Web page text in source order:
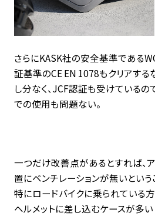
さらにKASK社の安全基準である
証基準のCE EN 1078もクリアす
し分なく、JCF認証も受けているの
での使用も問題ない。
一つだけ改善点があるとすれば、
置にベンチレーションが無いという
特にロードバイクに乗られている
ヘルメットに差し込むケースが多